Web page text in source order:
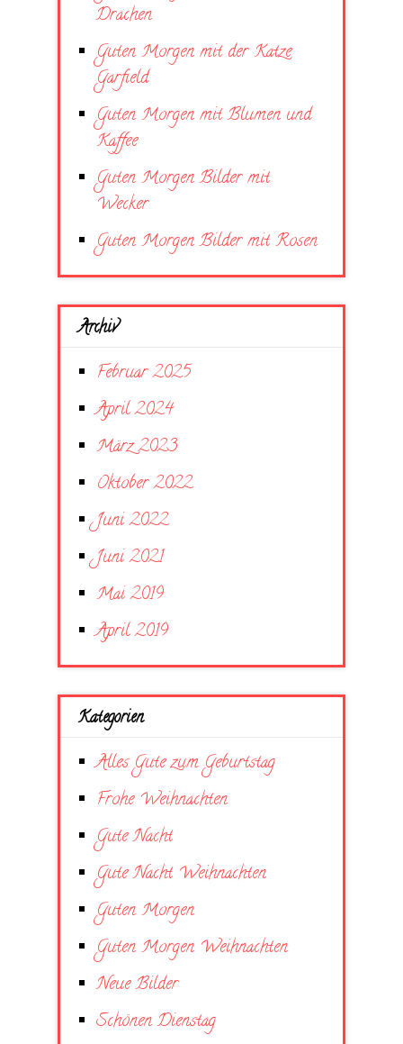
Drachen
Guten Morgen mit der Katze
Garfield
Guten Morgen mit Blumen und
Kaffee
Guten Morgen Bilder mit
Wecker
Guten Morgen Bilder mit Rosen
Archiv
Februar 2025
April 2024
März 2023
Oktober 2022
Juni 2022
Juni 2021
Mai 2019
April 2019
Kategorien
Alles Gute zum Geburtstag
Frohe Weihnachten
Gute Nacht
Gute Nacht Weihnachten
Guten Morgen
Guten Morgen Weihnachten
Neue Bilder
Schönen Dienstag